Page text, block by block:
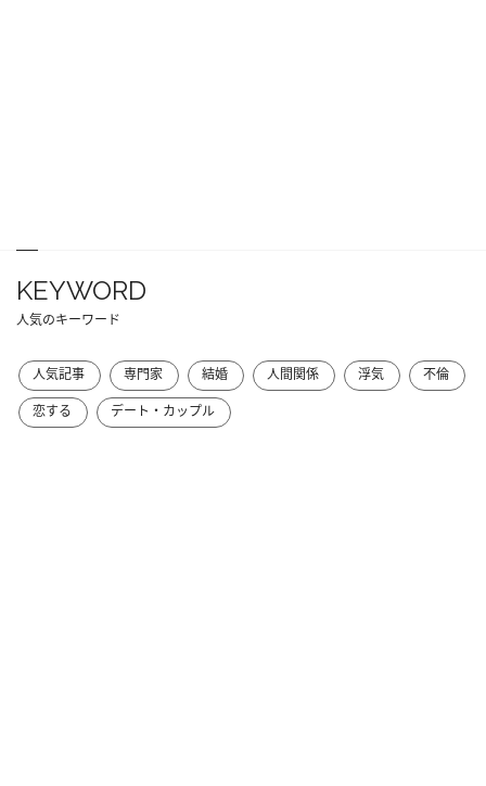
KEYWORD
人気のキーワード
人気記事 専門家 結婚 人間関係 浮気
不倫
恋する
デート・カップル